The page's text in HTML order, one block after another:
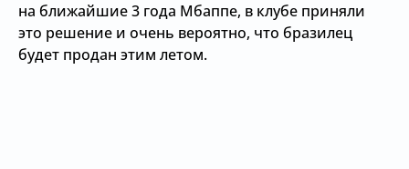
на ближайшие 3 года Мбаппе, в клубе приняли
это решение и очень вероятно, что бразилец
будет продан этим летом.